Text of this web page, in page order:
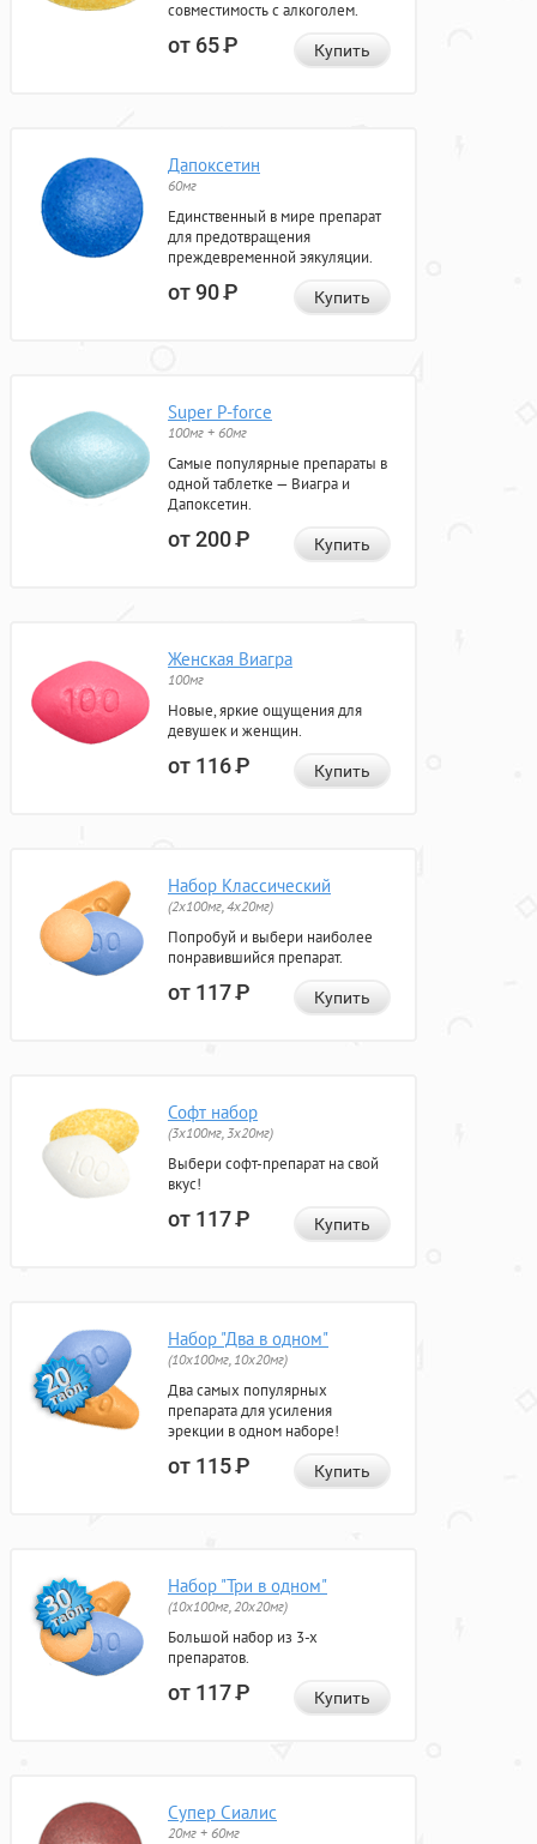
совместимость с алкоголем.
от 65Р Купить
Дапоксетин
60мг
Единственный в мире препарат
для предотвращения
преждевременной эякуляции.
от 90Р Купить
Super P-force
100мг + 60мг
Самые популярные препараты в
одной таблетке — Виагра и
Дапоксетин.
от 200Р Купить
Женская Виагра
100мг
Новые, яркие ощущения для
девушек и женщин.
от 116Р Купить
Набор Классический
(2x100мг, 4x20мг)
Попробуй и выбери наиболее
понравившийся препарат.
от 117Р Купить
Софт набор
(3x100мг, 3x20мг)
Выбери софт-препарат на свой
вкус!
от 117Р Купить
Набор "Два в одном"
(10x100мг, 10x20мг)
Два самых популярных
препарата для усиления
эрекции в одном наборе!
от 115Р Купить
Набор "Три в одном"
(10x100мг, 20x20мг)
Большой набор из 3-х
препаратов.
от 117Р Купить
Супер Сиалис
20мг + 60мг